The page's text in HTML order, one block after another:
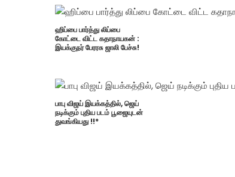
ஹிப்பை பார்த்து லிப்பை
கோட்டை விட்ட கதாநாயகன் :
இயக்குநர் பேரரசு ஜாலி பேச்சு!
பாபு விஜய் இயக்கத்தில், ஜெய்
நடிக்கும் புதிய படம் பூஜையுடன்
துவங்கியது !!*